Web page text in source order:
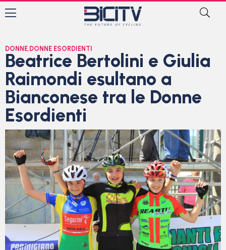
DONNE, DONNE ESORDIENTI
Beatrice Bertolini e Giulia
Raimondi esultano a
Bianconese tra le Donne
Esordienti